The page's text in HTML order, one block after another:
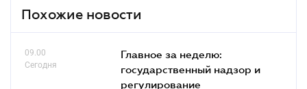
Похожие новости
09.00
Сегодня
Главное за неделю:
государственный надзор и
регулирование